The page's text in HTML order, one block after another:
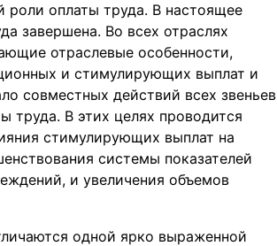
оплаты труда. В настоящее
завершена. Во всех отраслях
отраслевые особенности,
и стимулирующих выплат и
совместных действий всех звеньев
труда. В этих целях проводится
стимулирующих выплат на
системы показателей
и увеличения объемов
одной ярко выраженной